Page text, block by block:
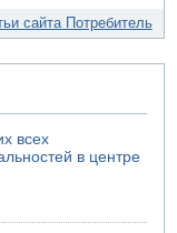
сайта Потребитель
всех
в центре